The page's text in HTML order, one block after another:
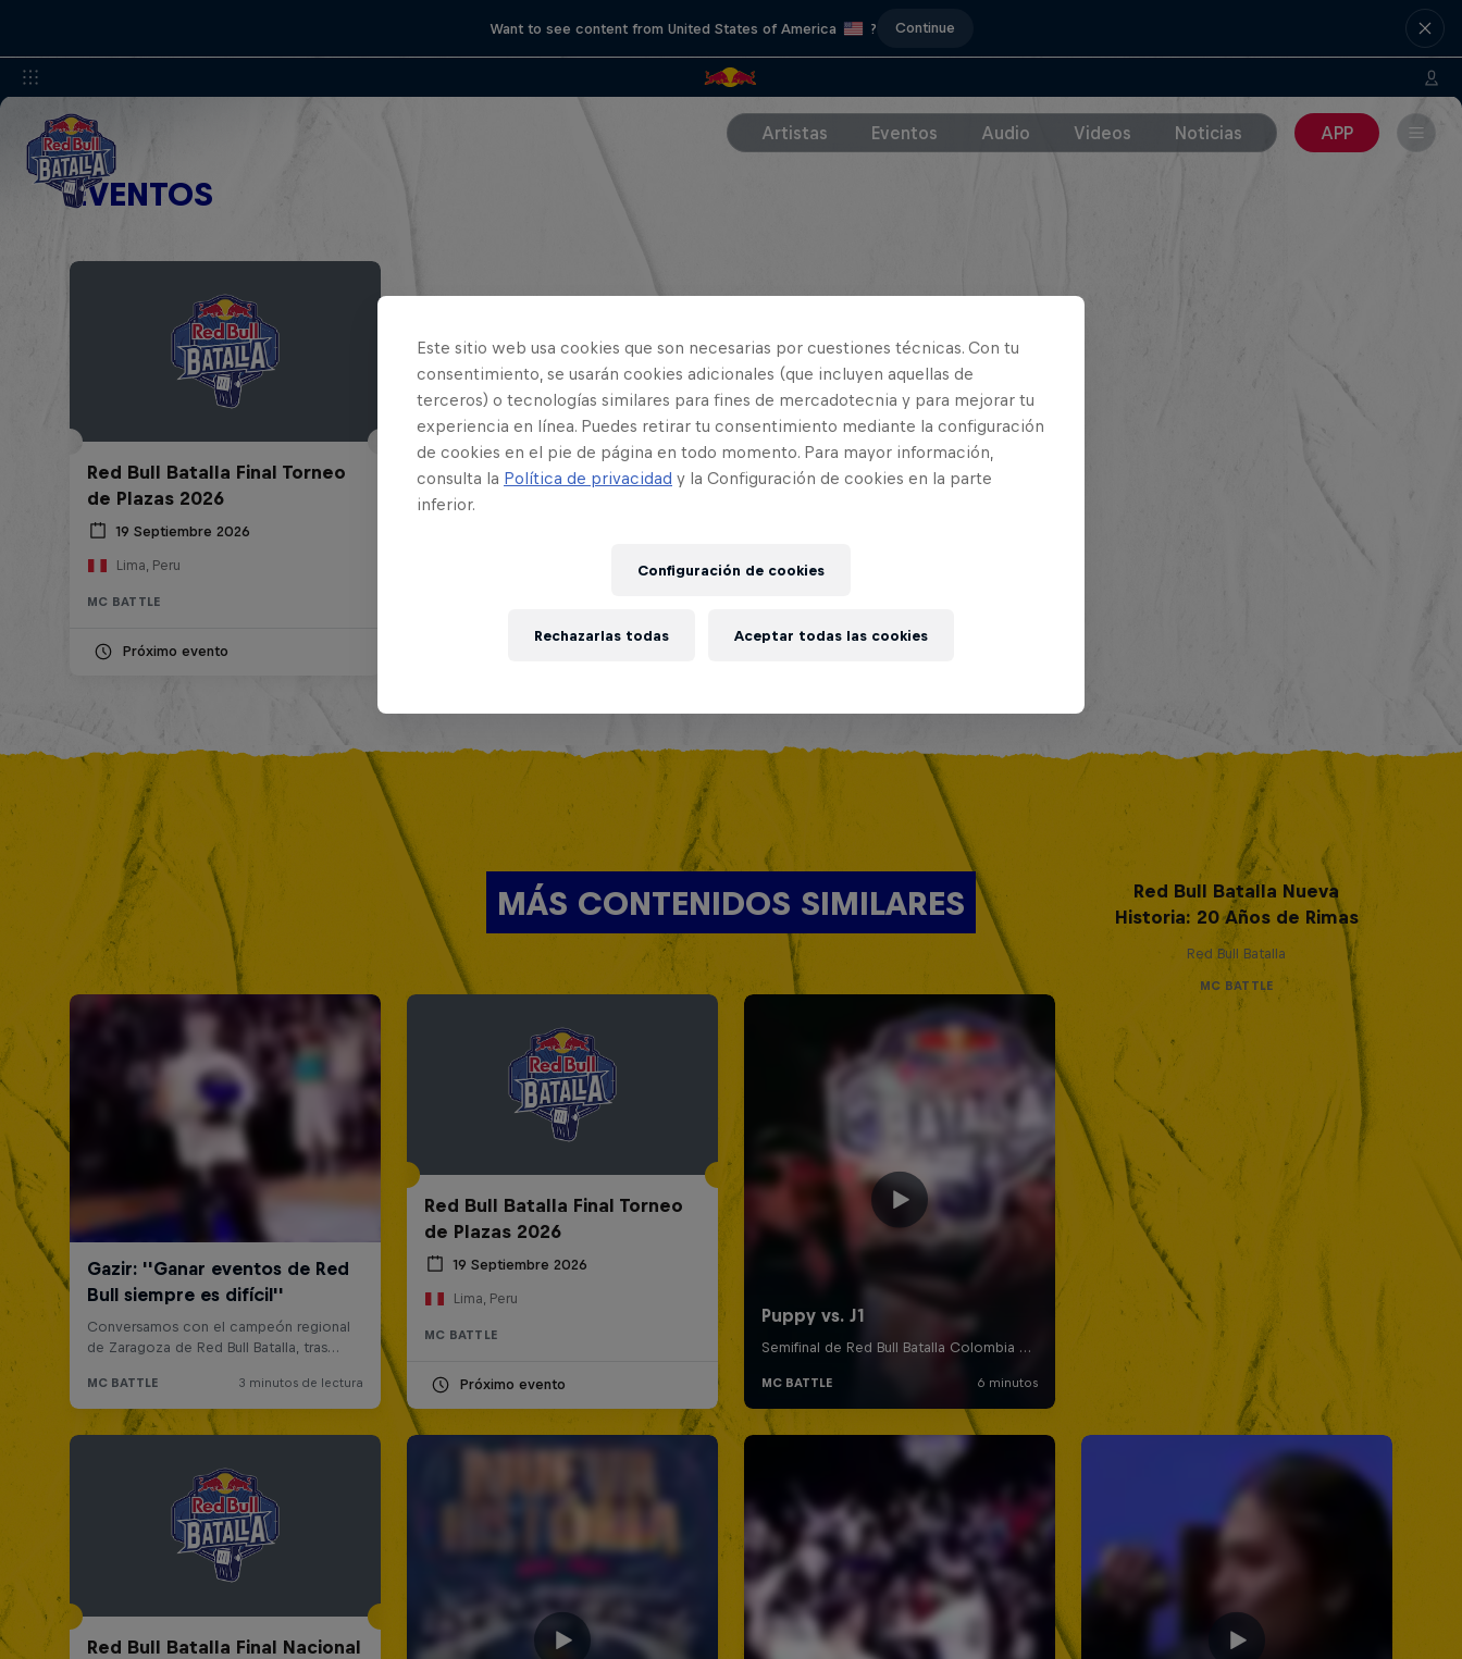
Want to see content from United States of America ? Continue
Artistas Eventos Audio Videos Noticias APP
EVENTOS
Red Bull Batalla Final Torneo
de Plazas 2026
19 Septiembre 2026
Lima, Peru
MC BATTLE
Próximo evento
MÁS CONTENIDOS SIMILARES
Red Bull Batalla Final Torneo
de Plazas 2026
19 Septiembre 2026
Lima, Peru
MC BATTLE
Próximo evento
Red Bull Batalla Nueva
Historia: 20 Años de Rimas
Red Bull Batalla
MC BATTLE
Red Bull Batalla Final Nacional
Este sitio web usa cookies que son necesarias por cuestiones técnicas. Con tu
consentimiento, se usarán cookies adicionales (que incluyen aquellas de
terceros) o tecnologías similares para fines de mercadotecnia y para mejorar tu
experiencia en línea. Puedes retirar tu consentimiento mediante la configuración
de cookies en el pie de página en todo momento. Para mayor información,
consulta la Política de privacidad y la Configuración de cookies en la parte
inferior.
Configuración de cookies
Rechazarlas todas Aceptar todas las cookies